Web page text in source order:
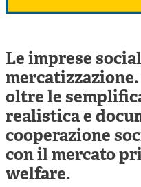
Archivio
Cooperative di comunità
Impresa sociale e
Acini di fuoco - Dossier
Valutazione e dintorni
Le imprese
oltre le
realistica e
cooperazione
con il mercato
welfare.